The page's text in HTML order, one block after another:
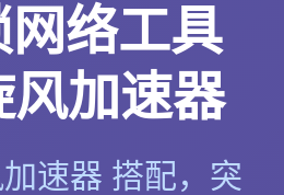
络工具
加速器
速器 搭配，突